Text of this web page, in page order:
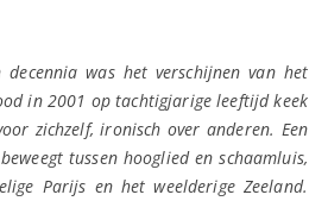
was het verschijnen van het
in 2001 op tachtigjarige leeftijd keek
zichzelf, ironisch over anderen. Een
tussen hooglied en schaamluis,
Parijs en het weelderige Zeeland.